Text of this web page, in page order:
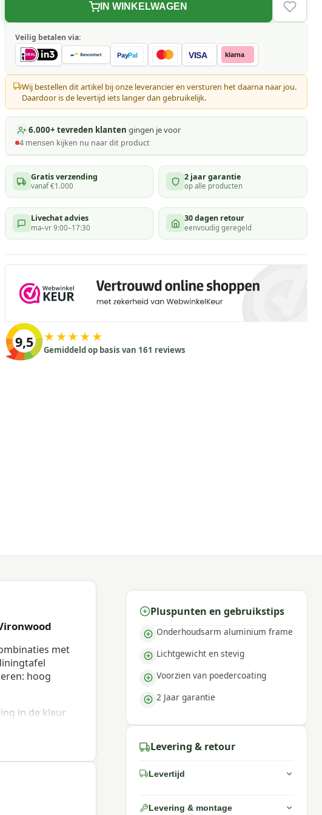
IN WINKELWAGEN
Veilig betalen via:
PayPal VISA klarna
Wij bestellen dit artikel bij onze leverancier en versturen het daarna naar jou.
Daardoor is de levertijd iets langer dan gebruikelijk.
6.000+ tevreden klanten gingen je voor
4 mensen kijken nu naar dit product
Gratis verzending
vanaf €1.000
2 jaar garantie
op alle producten
Livechat advies
ma–vr 9:00–17:30
30 dagen retour
eenvoudig geregeld
9,5 ★★★★★
Gemiddeld op basis van 161 reviews
met
hoog
in de kleur
echt teak
in
Pluspunten en gebruikstips
Onderhoudsarm aluminium frame
Lichtgewicht en stevig
Voorzien van poedercoating
2 Jaar garantie
Levering & retour
Levertijd
Levering & montage